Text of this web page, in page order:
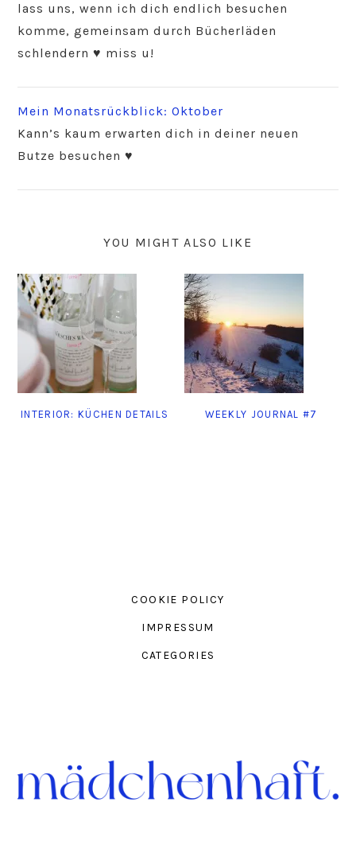
lass uns, wenn ich dich endlich besuchen
komme, gemeinsam durch Bücherläden
schlendern ♥ miss u!
Mein Monatsrückblick: Oktober
Kann’s kaum erwarten dich in deiner neuen
Butze besuchen ♥️
YOU MIGHT ALSO LIKE
INTERIOR: KÜCHEN DETAILS WEEKLY JOURNAL #7
COOKIE POLICY
IMPRESSUM
CATEGORIES